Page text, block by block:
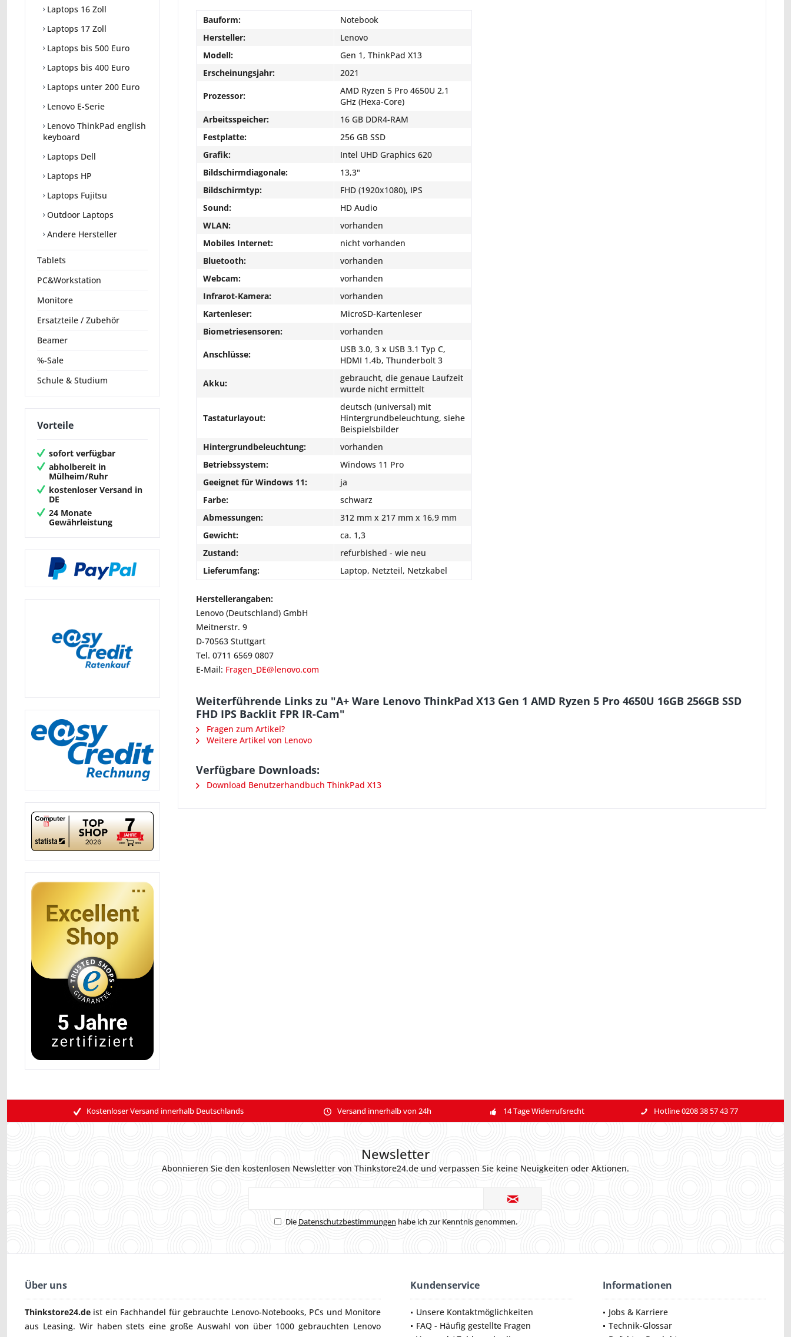
Laptops 16 Zoll
Laptops 17 Zoll
Laptops bis 500 Euro
Laptops bis 400 Euro
Laptops unter 200 Euro
Lenovo E-Serie
Lenovo ThinkPad english
keyboard
Laptops Dell
Laptops HP
Laptops Fujitsu
Outdoor Laptops
Andere Hersteller
Tablets
PC&Workstation
Monitore
Ersatzteile / Zubehör
Beamer
%-Sale
Schule & Studium
Vorteile
sofort verfügbar
abholbereit in
Mülheim/Ruhr
kostenloser Versand in
DE
24 Monate
Gewährleistung
Bauform:
Notebook
Hersteller:
Lenovo
Modell:
Gen 1, ThinkPad X13
Erscheinungsjahr:
2021
Prozessor:
AMD Ryzen 5 Pro 4650U 2,1
GHz (Hexa-Core)
Arbeitsspeicher:
16 GB DDR4-RAM
Festplatte:
256 GB SSD
Grafik:
Intel UHD Graphics 620
Bildschirmdiagonale:
13,3"
Bildschirmtyp:
FHD (1920x1080), IPS
Sound:
HD Audio
WLAN:
vorhanden
Mobiles Internet:
nicht vorhanden
Bluetooth:
vorhanden
Webcam:
vorhanden
Infrarot-Kamera:
vorhanden
Kartenleser:
MicroSD-Kartenleser
Biometriesensoren:
vorhanden
Anschlüsse:
USB 3.0, 3 x USB 3.1 Typ C,
HDMI 1.4b, Thunderbolt 3
Akku:
gebraucht, die genaue Laufzeit
wurde nicht ermittelt
Tastaturlayout:
deutsch (universal) mit
Hintergrundbeleuchtung, siehe
Beispielsbilder
Hintergrundbeleuchtung:
vorhanden
Betriebssystem:
Windows 11 Pro
Geeignet für Windows 11:
ja
Farbe:
schwarz
Abmessungen:
312 mm x 217 mm x 16,9 mm
Gewicht:
ca. 1,3
Zustand:
refurbished - wie neu
Lieferumfang:
Laptop, Netzteil, Netzkabel
Herstellerangaben:
Lenovo (Deutschland) GmbH
Meitnerstr. 9
D-70563 Stuttgart
Tel. 0711 6569 0807
E-Mail: Fragen_DE@lenovo.com
Weiterführende Links zu "A+ Ware Lenovo ThinkPad X13 Gen 1 AMD Ryzen 5 Pro 4650U 16GB 256GB SSD
FHD IPS Backlit FPR IR-Cam"
Fragen zum Artikel?
Weitere Artikel von Lenovo
Verfügbare Downloads:
Download Benutzerhandbuch ThinkPad X13
Kostenloser Versand innerhalb Deutschlands Versand innerhalb von 24h 14 Tage Widerrufsrecht Hotline 0208 38 57 43 77
Newsletter
Abonnieren Sie den kostenlosen Newsletter von Thinkstore24.de und verpassen Sie keine Neuigkeiten oder Aktionen.
Die Datenschutzbestimmungen habe ich zur Kenntnis genommen.
Über uns
Thinkstore24.de ist ein Fachhandel für gebrauchte Lenovo-Notebooks, PCs und Monitore
aus Leasing. Wir haben stets eine große Auswahl von über 1000 gebrauchten Lenovo
Kundenservice
Unsere Kontaktmöglichkeiten
FAQ - Häufig gestellte Fragen
Informationen
Jobs & Karriere
Technik-Glossar